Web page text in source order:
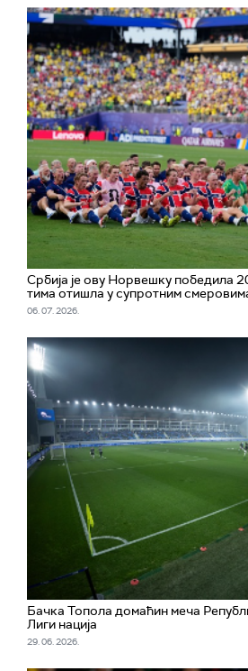
Србија је ову Норвешку победила
тима отишла у супротним
06. 07. 2026.
Бачка Топола домаћин меча
Лиги нација
29. 06. 2026.